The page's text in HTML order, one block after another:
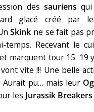
des sauriens
glacé créé par
Skink ne se fait pas
temps. Recevant le
marquent tour 15. 19
vite !!! Une belle
Aurait pu… mais leur
les Jurassik Breakers